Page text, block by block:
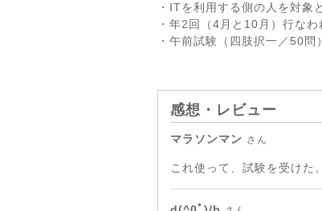
・ITを利用する側の人を対象
・年2回（4月と10月）行な
・午前試験（四肢択一／50
感想・レビュー
マラソンマン さん
これ使って、試験を受けた